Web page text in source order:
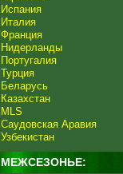
Испания
Италия
Франция
Нидерланды
Португалия
Турция
Беларусь
Казахстан
MLS
Саудовская Аравия
Узбекистан
МЕЖСЕЗОНЬЕ: